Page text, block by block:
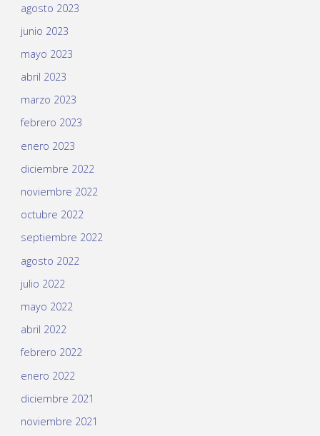
agosto 2023
junio 2023
mayo 2023
abril 2023
marzo 2023
febrero 2023
enero 2023
diciembre 2022
noviembre 2022
octubre 2022
septiembre 2022
agosto 2022
julio 2022
mayo 2022
abril 2022
febrero 2022
enero 2022
diciembre 2021
noviembre 2021